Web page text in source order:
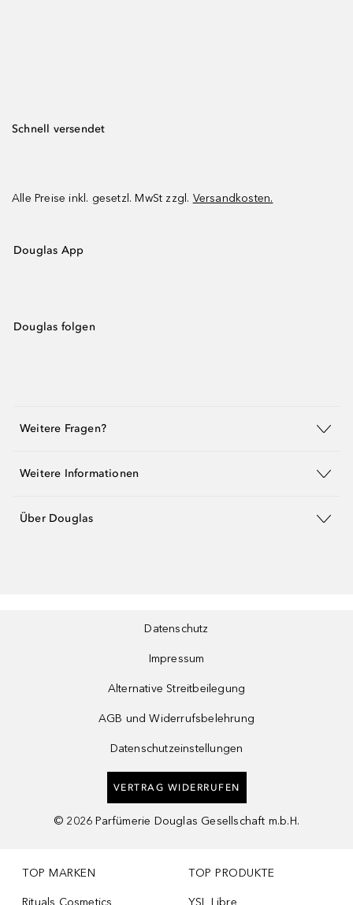
Schnell versendet
Alle Preise inkl. gesetzl. MwSt zzgl. Versandkosten.
Douglas App
Douglas folgen
Weitere Fragen?
Weitere Informationen
Über Douglas
Datenschutz
Impressum
Alternative Streitbeilegung
AGB und Widerrufsbelehrung
Datenschutzeinstellungen
VERTRAG WIDERRUFEN
© 2026 Parfümerie Douglas Gesellschaft m.b.H.
TOP MARKEN
Rituals Cosmetics
TOP PRODUKTE
YSL Libre